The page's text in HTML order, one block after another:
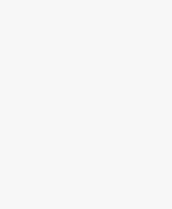
Ковер
2,50×3,50